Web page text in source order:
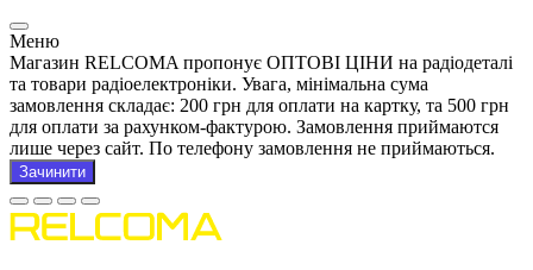
Меню
Магазин RELCOMA пропонує ОПТОВІ ЦІНИ на радіодеталі
та товари радіоелектроніки. Увага, мінімальна сума
замовлення складає: 200 грн для оплати на картку, та 500 грн
для оплати за рахунком-фактурою. Замовлення приймаются
лише через сайт. По телефону замовлення не приймаються.
Зачинити